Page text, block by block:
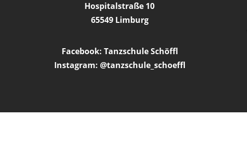
Hospitalstraße 10
65549 Limburg
Facebook: Tanzschule Schöffl
Instagram: @tanzschule_schoeffl